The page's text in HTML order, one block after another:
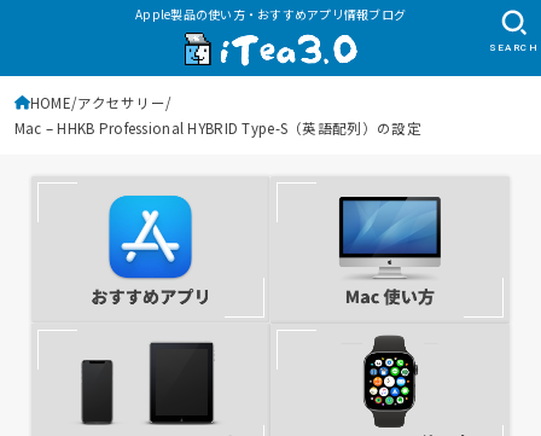
Apple製品の使い方・おすすめアプリ情報ブログ
SEARCH
HOME アクセサリー
Mac – HHKB Professional HYBRID Type-S（英語配列）の設定